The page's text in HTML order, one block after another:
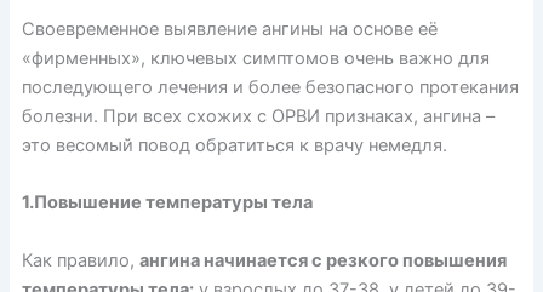
Своевременное выявление ангины на основе её
«фирменных», ключевых симптомов очень важно для
последующего лечения и более безопасного протекания
болезни. При всех схожих с ОРВИ признаках, ангина –
это весомый повод обратиться к врачу немедля.
1.Повышение температуры тела
Как правило, ангина начинается с резкого повышения